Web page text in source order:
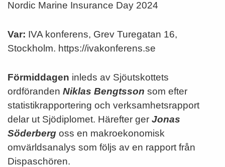
Nordic Marine Insurance Day 2024
Var: IVA konferens, Grev Turegatan 16,
Stockholm. https://ivakonferens.se
Förmiddagen inleds av Sjöutskottets
ordföranden Niklas Bengtsson som efter
statistikrapportering och verksamhetsrapport
delar ut Sjödiplomet. Härefter ger Jonas
Söderberg oss en makroekonomisk
omvärldsanalys som följs av en rapport från
Dispaschören.